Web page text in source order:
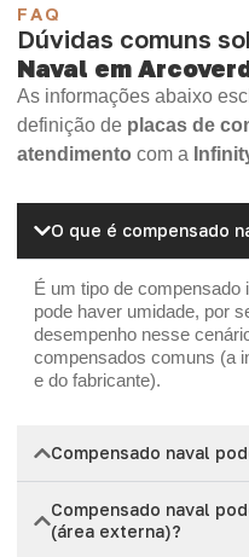
FAQ
Dúvidas comuns
Naval em
As informações abaixo
definição de placas de
atendimento com a
O que é compensado
É um tipo de compensado
pode haver umidade, por
desempenho nesse
compensados comuns (a
e do fabricante).
Compensado naval
Compensado naval
(área externa)?